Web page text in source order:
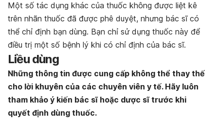
Một số tác dụng khác của thuốc không được liệt kê
trên nhãn thuốc đã được phê duyệt, nhưng bác sĩ có
thể chỉ định bạn dùng. Bạn chỉ sử dụng thuốc này để
điều trị một số bệnh lý khi có chỉ định của bác sĩ.
Liều dùng
Những thông tin được cung cấp không thể thay thế
cho lời khuyên của các chuyên viên y tế. Hãy luôn
tham khảo ý kiến bác sĩ hoặc dược sĩ trước khi
quyết định dùng thuốc.